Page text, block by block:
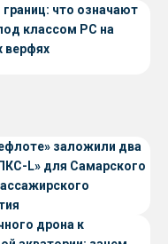
границ: что означают
классом РС на
верфях
заложили два
L» для Самарского
дрона к